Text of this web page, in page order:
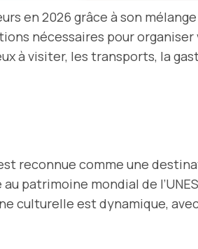
en 2026 grâce à son
nécessaires pour
à visiter, les transports, la
reconnue comme une
patrimoine mondial de
culturelle est dynamique,